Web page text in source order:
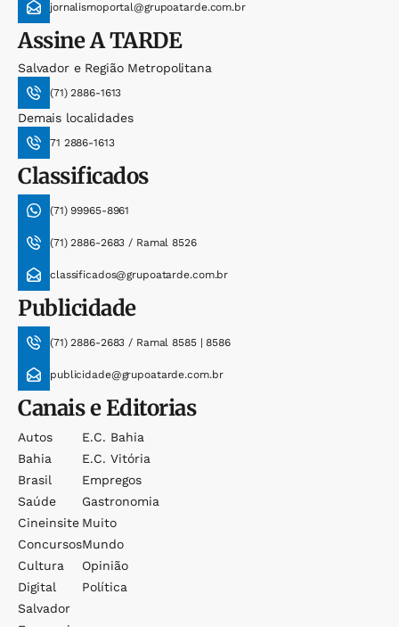
jornalismoportal@grupoatarde.com.br
AssineA TARDE
Salvador e Região Metropolitana
(71) 2886-1613
Demais localidades
71 2886-1613
Classificados
(71) 99965-8961
(71) 2886-2683 / Ramal 8526
classificados@grupoatarde.com.br
Publicidade
(71) 2886-2683 / Ramal 8585 | 8586
publicidade@grupoatarde.com.br
Canais e Editorias
Autos
Bahia
Brasil
Saúde
Cineinsite
Concursos
Cultura
Digital
Salvador
E.c. Bahia
E.c. Vitória
Empregos
Gastronomia
Muito
Mundo
Opinião
Política